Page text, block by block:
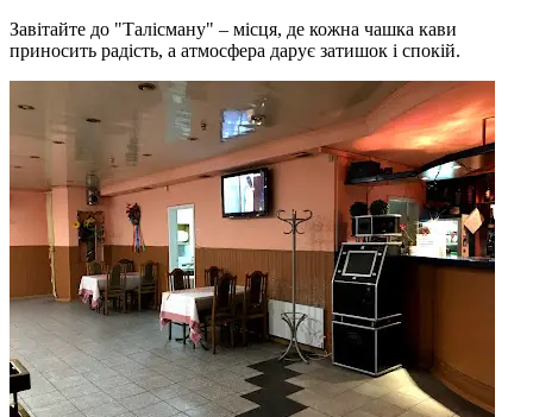
Завітайте до "Талісману" – місця, де кожна чашка кави
приносить радість, а атмосфера дарує затишок і спокій.